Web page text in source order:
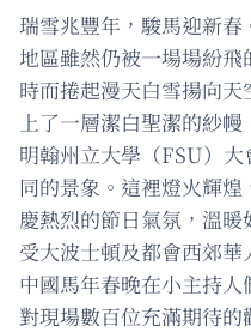
瑞雪兆豐年，駿馬迎新
地區雖然仍被一場場紛
時而捲起漫天白雪揚向
上了一層潔白聖潔的紗
明翰州立大學（FSU）
同的景象。這裡燈火輝
慶熱烈的節日氣氛，溫
受大波士頓及都會西郊
中國馬年春晚在小主持
對現場數百位充滿期待的